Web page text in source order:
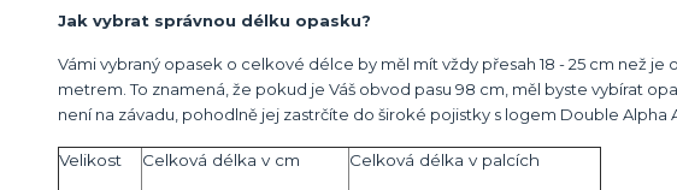
Jak vybrat správnou délku opasku?
Vámi vybraný opasek o celkové délce by měl mít vždy přesah 18 - 25 cm než
metrem. To znamená, že pokud je Váš obvod pasu 98 cm, měl byste vybírat
není na závadu, pohodlně jej zastrčíte do široké pojistky s logem Double Alpha
Velikost Celková délka v cm Celková délka v palcích